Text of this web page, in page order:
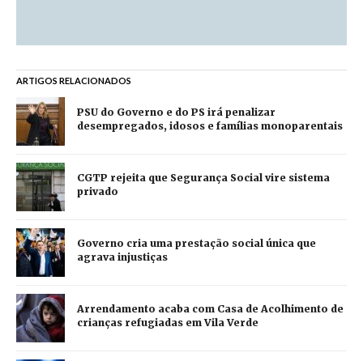
ARTIGOS RELACIONADOS
PSU do Governo e do PS irá penalizar
desempregados, idosos e famílias monoparentais
CGTP rejeita que Segurança Social vire sistema
privado
Governo cria uma prestação social única que
agrava injustiças
Arrendamento acaba com Casa de Acolhimento de
crianças refugiadas em Vila Verde